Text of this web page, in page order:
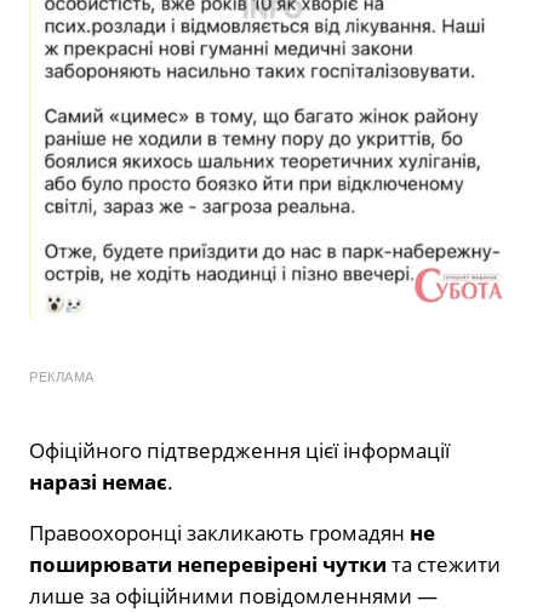
РЕКЛАМА
Офіційного підтвердження цієї інформації
наразі немає.
Правоохоронці закликають громадян не
поширювати неперевірені чутки та стежити
лише за офіційними повідомленнями —